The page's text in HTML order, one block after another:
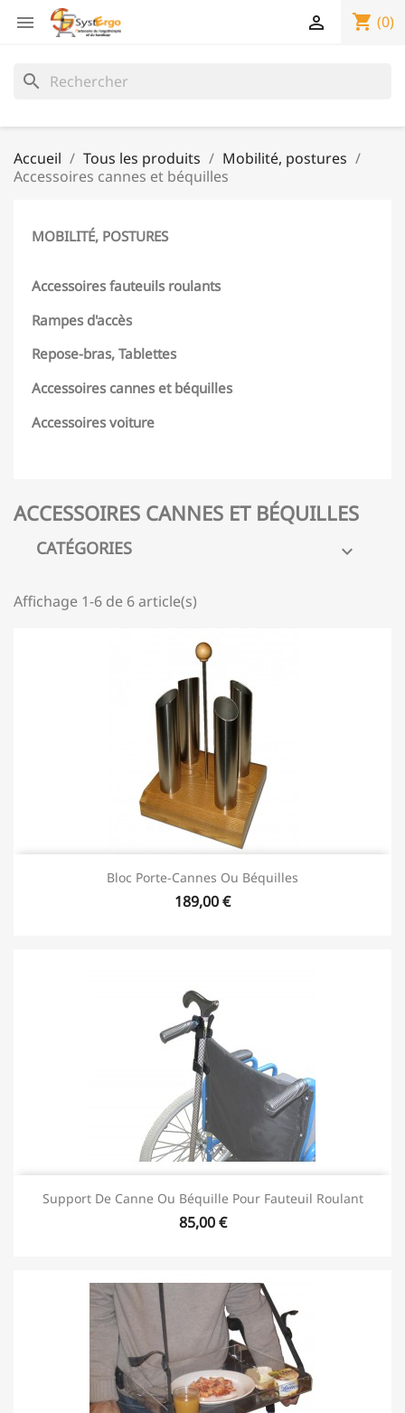
 shopping_cart (0)

search
Accueil Tous les produits
Mobilité, postures
Accessoires cannes et béquilles
MOBILITÉ, POSTURES
Accessoires fauteuils roulants
Rampes d'accès
Repose-bras, Tablettes
Accessoires cannes et béquilles
Accessoires voiture
ACCESSOIRES CANNES ET BÉQUILLES
CATÉGORIES 
Affichage 1-6 de 6 article(s)
Bloc Porte-Cannes Ou Béquilles
189,00 €
Support De Canne Ou Béquille Pour Fauteuil Roulant
85,00 €